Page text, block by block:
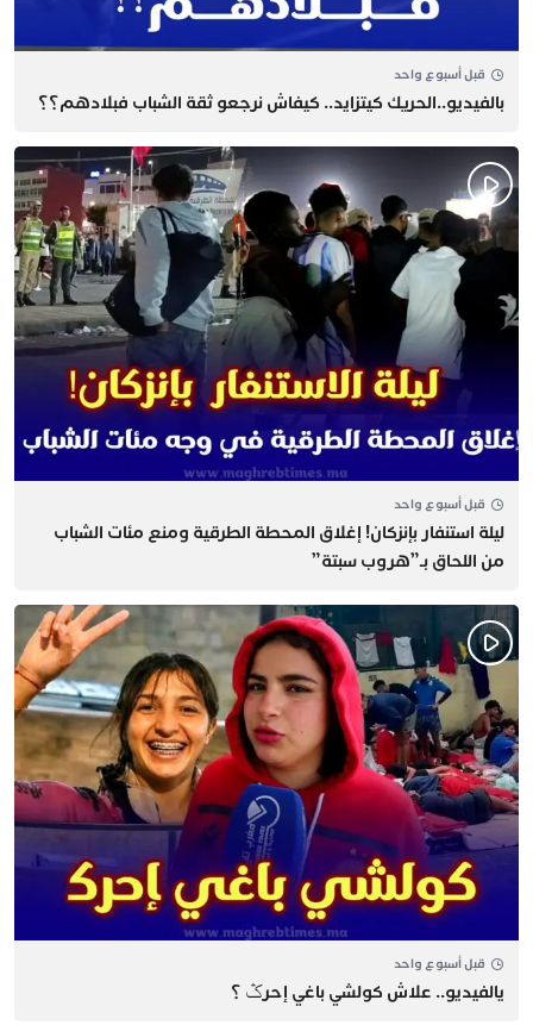
قبل أسبوع واحد
بالفيديو..الحريك كيتزايد.. كيفاش نرجعو ثقة الشباب فبلادهم؟؟
قبل أسبوع واحد
​ليلة استنفار بإنزكان! إغلاق المحطة الطرقية ومنع مئات الشباب
من اللحاق بـ”هروب سبتة”
قبل أسبوع واحد
يالفيديو.. علاش كولشي باغي إحرݣ ؟